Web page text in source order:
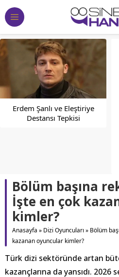
Bölüm başına
İşte en çok
kimler?
Anasayfa » Dizi Oyuncuları » Bölüm
kazanan oyuncular kimler?
Türk dizi sektöründe artan
kazançlarına da yansıdı.